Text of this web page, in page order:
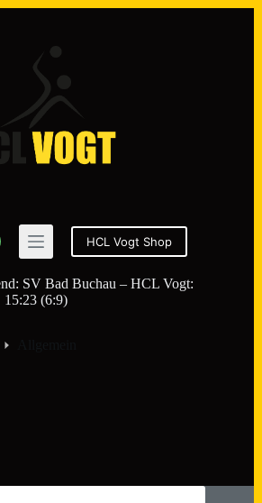
HCL Vogt Shop
SV Bad Buchau – HCL Vogt:
15:23 (6:9)